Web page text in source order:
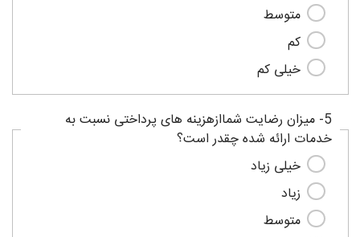
متوسط
کم
خیلی کم
5- میزان رضایت شماازهزینه های پرداختی نسبت به
خدمات ارائه شده چقدر است؟
خیلی زیاد
زیاد
متوسط